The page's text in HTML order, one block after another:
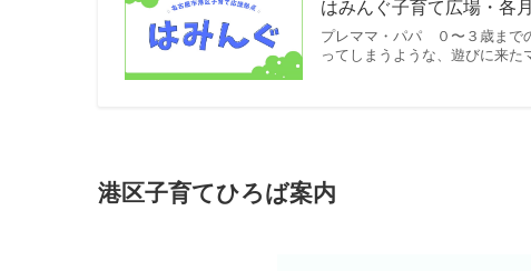
はみんぐ子育て広場・各
プレママ・パパ ０〜３歳まで
ってしまうような、遊びに来
港区子育てひろば案内